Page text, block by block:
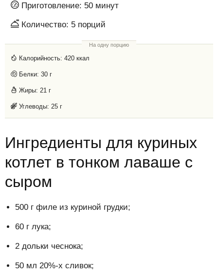
Приготовление: 50 минут
Количество: 5 порций
На одну порцию
Калорийность: 420 ккал
Белки: 30 г
Жиры: 21 г
Углеводы: 25 г
Ингредиенты для куриных
котлет в тонком лаваше с
сыром
500 г филе из куриной грудки;
60 г лука;
2 дольки чеснока;
50 мл 20%-х сливок;